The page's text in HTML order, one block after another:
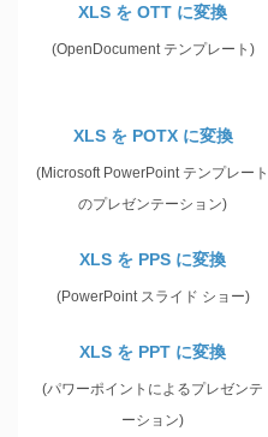
XLS を OTT に変換
(OpenDocument テンプレート)
XLS を POTX に変換
(Microsoft PowerPoint テンプレート
のプレゼンテーション)
XLS を PPS に変換
(PowerPoint スライド ショー)
XLS を PPT に変換
(パワーポイントによるプレゼンテ
ーション)